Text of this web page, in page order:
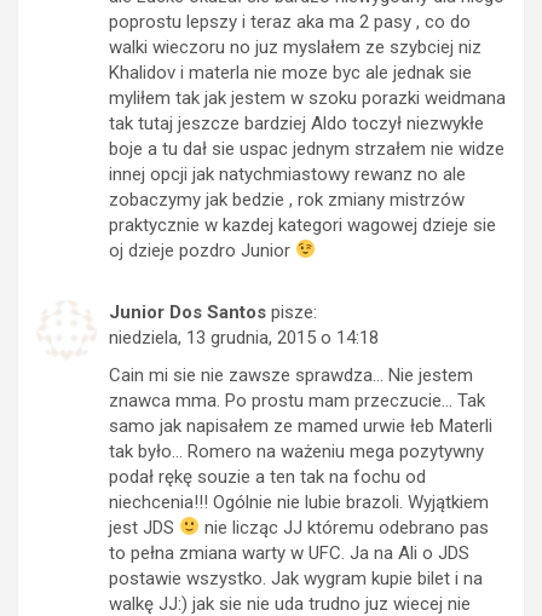
poprostu lepszy i teraz aka ma 2 pasy , co do
walki wieczoru no juz myslałem ze szybciej niz
Khalidov i materla nie moze byc ale jednak sie
myliłem tak jak jestem w szoku porazki weidmana
tak tutaj jeszcze bardziej Aldo toczył niezwykłe
boje a tu dał sie uspac jednym strzałem nie widze
innej opcji jak natychmiastowy rewanz no ale
zobaczymy jak bedzie , rok zmiany mistrzów
praktycznie w kazdej kategori wagowej dzieje sie
oj dzieje pozdro Junior
Junior Dos Santos pisze:
niedziela, 13 grudnia, 2015 o 14:18
Cain mi sie nie zawsze sprawdza… Nie jestem
znawca mma. Po prostu mam przeczucie… Tak
samo jak napisałem ze mamed urwie łeb Materli
tak było… Romero na ważeniu mega pozytywny
podał rękę souzie a ten tak na fochu od
niechcenia!!! Ogólnie nie lubie brazoli. Wyjątkiem
jest JDS
nie licząc JJ któremu odebrano pas
to pełna zmiana warty w UFC. Ja na Ali o JDS
postawie wszystko. Jak wygram kupie bilet i na
walkę JJ:) jak sie nie uda trudno juz wiecej nie